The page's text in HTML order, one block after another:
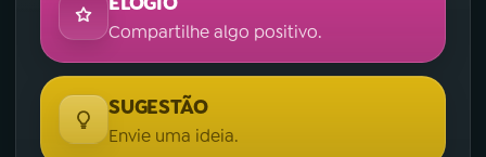
Compartilhe algo positivo.
SUGESTÃO
Envie uma ideia.